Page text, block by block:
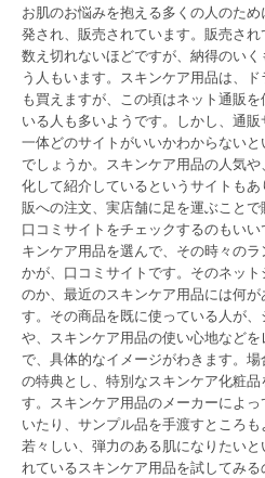
お肌のお悩みを抱える多くの人のた
発され、販売されています。販売さ
数え切れないほどですが、納得のい
う人もいます。スキンケア用品は、
も買えますが、この頃はネット通販
いる人も多いようです。しかし、通販
一体どのサイトがいいかわからない
でしょうか。スキンケア用品の人気
化して紹介しているというサイトも
販への注文、実店舗に足を運ぶこと
口コミサイトをチェックするのもい
キンケア用品を選んで、その時々の
かが、口コミサイトです。そのネッ
のか、最近のスキンケア用品には何
す。その商品を既に使っている人が
や、スキンケア用品の使い心地など
で、具体的なイメージがわきます。
の特典とし、特別なスキンケア化粧
す。スキンケア用品のメーカーによ
いたり、サンプル品を手渡すところ
若々しい、弾力のある肌になりたい
れているスキンケア用品を試してみる